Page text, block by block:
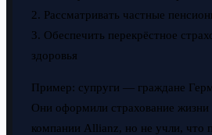
2. Рассматривать частные
3. Обеспечить перекрёстное
здоровья
Пример: супруги — граждане
Они оформили страхование жизни
компании Allianz, но не учли, что